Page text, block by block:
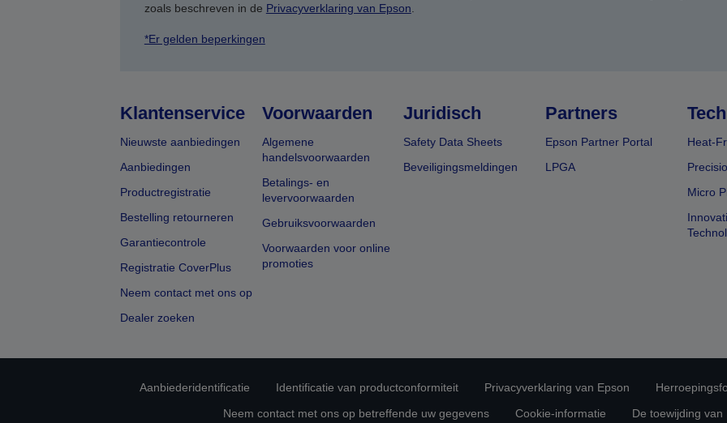
zoals beschreven in de Privacyverklaring van Epson
*Er gelden beperkingen
Klantenservice
Nieuwste aanbiedingen
Aanbiedingen
Productregistratie
Bestelling retourneren
Garantiecontrole
Registratie CoverPlus
Neem contact met ons op
Dealer zoeken
Voorwaarden
Algemene
handelsvoorwaarden
Betalings- en
levervoorwaarden
Gebruiksvoorwaarden
Voorwaarden voor online
promoties
Juridisch
Safety Data Sheets
Beveiligingsmeldingen
Partners
Epson Partner Portal
LPGA
Heat-
Micro
Aanbiederidentificatie Identificatie van productconformiteit Privacyverklaring van Epson
Neem contact met ons op betreffende uw gegevens
Cookie-informatie De toewijding